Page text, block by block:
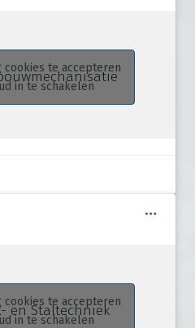
cookies te accepteren
in te schakelen
en Staltechniek
cookies te accepteren
in te schakelen